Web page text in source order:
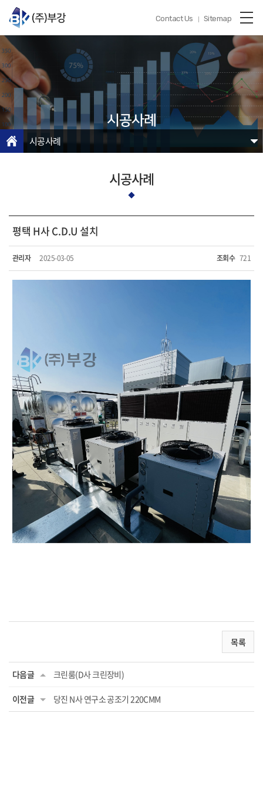
Contact Us Sitemap
시공사례
시공사례
시공사례
평택 H사 C.D.U 설치
관리자 2025-03-05 조회수 721
목록
다음글 크린룸(D사 크린장비)
이전글 당진 N사 연구소 공조기 220CMM